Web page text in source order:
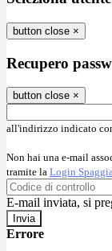
button close ×
Recupero
button close ×
all'indirizzo indicato
Non hai una e-mail
tramite la Login
E-mail inviata, si
Errore